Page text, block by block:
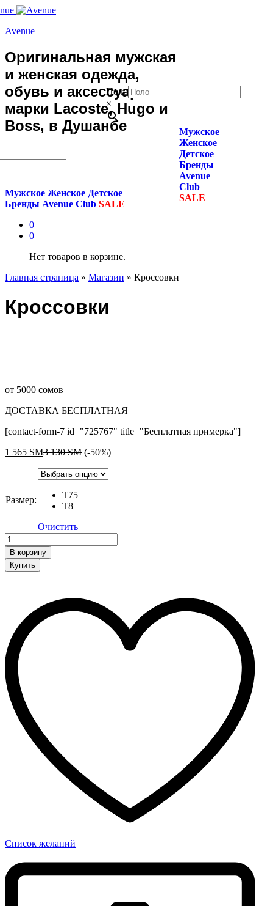
Avenue
Оригинальная мужская
и женская одежда,
обувь и аксессуары
марки Lacoste, Hugo и
Boss, в Душанбе
Мужское Женское Детское
Бренды Avenue Club SALE
0
0
Нет товаров в корзине.
Поло
×
Мужское
Женское
Детское
Бренды
Avenue
Club
SALE
Главная страница » Магазин » Кроссовки
Кроссовки
от 5000 сомов
ДОСТАВКА БЕСПЛАТНАЯ
[contact-form-7 id="725767" title="Бесплатная примерка"]
1 565 ЅМ3 130ЅМ (-50%)
Размер:
T75
T8
Очистить
Кроссовки
quantity
В корзину
Купить
Список желаний